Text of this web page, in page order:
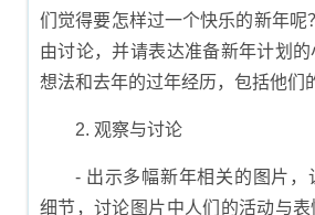
们觉得要怎样过一个快乐的新年呢
由讨论，并请表达准备新年计划
想法和去年的过年经历，包括他们
2. 观察与讨论
- 出示多幅新年相关的图片，
细节，讨论图片中人们的活动与表